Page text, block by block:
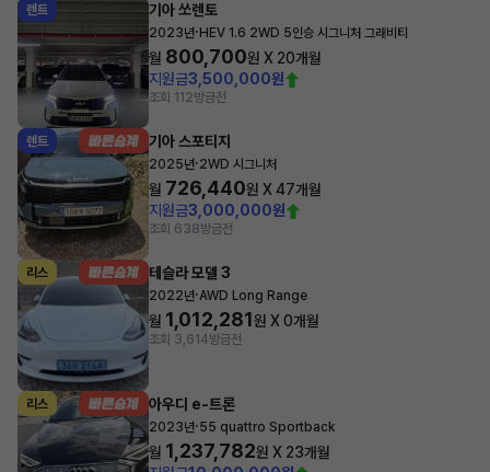
렌트 기아 쏘렌토
2023년· HEV 1.6 2WD 5인승 시그니처 그래비티
월 800,700원 X 20개월
지원금3,500,000원
조회 112방금전
렌트 기아 스포티지
2025년·2WD 시그니처
월 726,440원 X47개월
지원금3,000,000원
조회 638방금전
리스 테슬라 모델 3
2022년·AWD Long Range
월 1,012,281원 X0개월
조회 3,614방금전
리스 아우디 e-트론
2023년·55 quattro Sportback
월 1,237,782원 X 23개월